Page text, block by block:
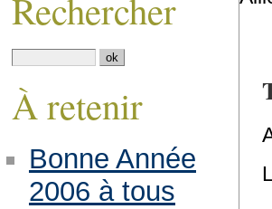
À retenir
Bonne Année
2006 à tous